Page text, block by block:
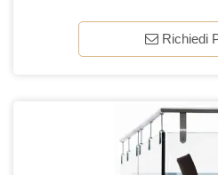
Richiedi